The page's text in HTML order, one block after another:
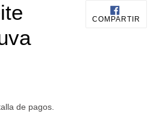
de pagos.
COMPARTIR